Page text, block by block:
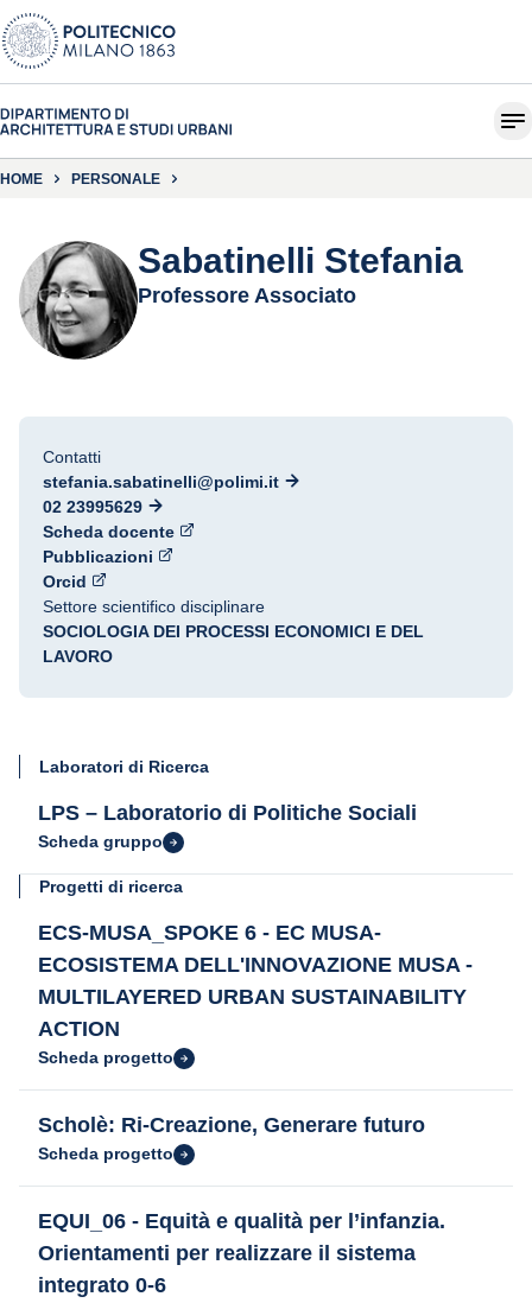
HOME PERSONALE
Sabatinelli Stefania
Professore Associato
Contatti
stefania.sabatinelli@polimi.it
02 23995629
Scheda docente
Pubblicazioni
Orcid
Settore scientifico disciplinare
SOCIOLOGIA DEI PROCESSI ECONOMICI E DEL
LAVORO
Laboratori di Ricerca
LPS – Laboratorio di Politiche Sociali
Scheda gruppo
Progetti di ricerca
ECS-MUSA_SPOKE 6 - EC MUSA-
ECOSISTEMA DELL'INNOVAZIONE MUSA -
MULTILAYERED URBAN SUSTAINABILITY
ACTION
Scheda progetto
Scholè: Ri-Creazione, Generare futuro
Scheda progetto
EQUI_06 - Equità e qualità per l’infanzia.
Orientamenti per realizzare il sistema
integrato 0-6